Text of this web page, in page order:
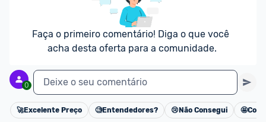
Faça o primeiro comentário! Diga o que você
acha desta oferta para a comunidade.
0 Deixe o seu comentário
Cancelar
🚀Excelente Preço 🧐Entendedores? 😢 Não Consegui 🤩